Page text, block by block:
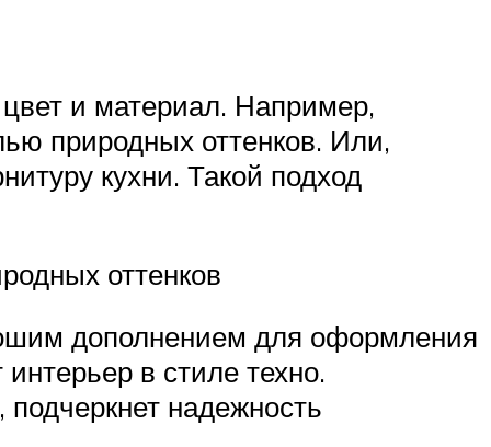
и материал. Например,
природных оттенков. Или,
кухни. Такой подход
оттенков
дополнением для оформления
в стиле техно.
подчеркнет надежность